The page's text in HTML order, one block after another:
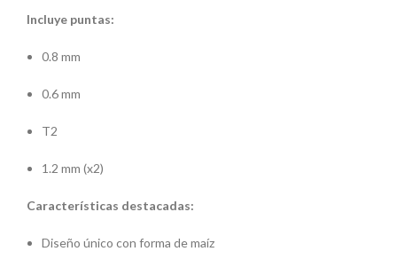
Incluye puntas:
0.8 mm
0.6 mm
T2
1.2 mm (x2)
Características destacadas:
Diseño único con forma de maíz